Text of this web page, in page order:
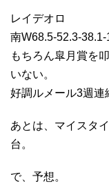
レイデオロ
南W68.5-52.3-
もちろん皐月賞を
いない。
好調ルメール3週連
あとは、マイスタ
台。
で、予想。